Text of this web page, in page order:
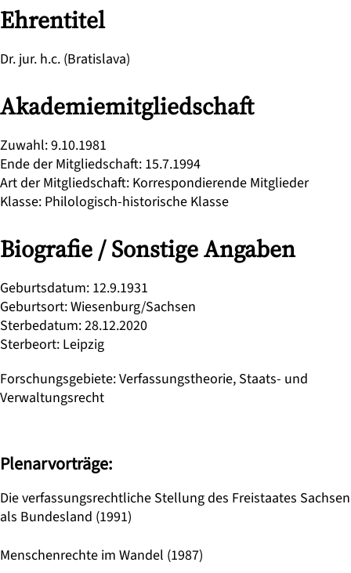
Ehrentitel
Dr. jur. h.c. (Bratislava)
Akademiemitgliedschaft
Zuwahl:9.10.1981
Ende der Mitgliedschaft: 15.7.1994
Art der Mitgliedschaft: Korrespondierende Mitglieder
Klasse: Philologisch-historische Klasse
Biografie / Sonstige Angaben
Geburtsdatum: 12.9.1931
Geburtsort:Wiesenburg/Sachsen
Sterbedatum:28.12.2020
Sterbeort: Leipzig
Forschungsgebiete:Verfassungstheorie, Staats- und
Verwaltungsrecht
Plenarvorträge:
Die verfassungsrechtliche Stellung des Freistaates Sachsen
als Bundesland (1991)
Menschenrechte im Wandel (1987)